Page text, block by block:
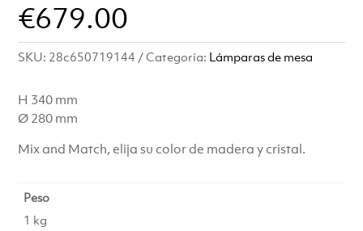
€679.00
SKU: 28c650719144 Categoría: Lámparas de mesa
H 340 mm
Ø 280 mm
Mix and Match, elija su color de madera y cristal.
Peso
1 kg